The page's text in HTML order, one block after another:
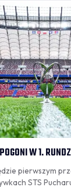
W 1.
pierwszym
STS